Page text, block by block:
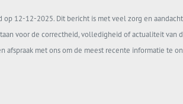
12-12-2025. Dit bericht is met veel zorg en
voor de correctheid, volledigheid of actualiteit van
afspraak met ons om de meest recente informatie te